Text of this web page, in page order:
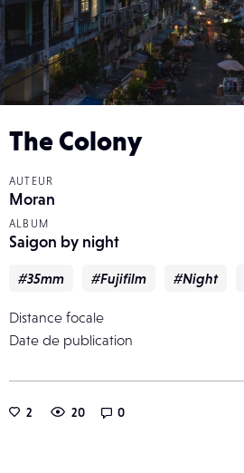
The Colony
AUTEUR
Moran
ALBUM
Saigon by night
#35mm #Fujifilm #Night
Distance focale
Date de publication
2 20 0